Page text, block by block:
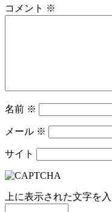
ー
コメント ※
名前 ※
メール ※
サイト
上に表示された文字を